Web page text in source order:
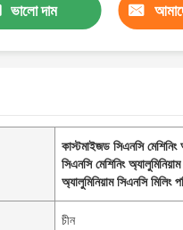
ভালো দাম
কাস্টমাইজড সিএনসি মেশিনিং
সিএনসি মেশিনিং
অ্যালুমিনিয়াম সিএনসি মিলিং
চীন